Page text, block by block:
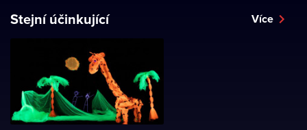
Stejní účinkující Více